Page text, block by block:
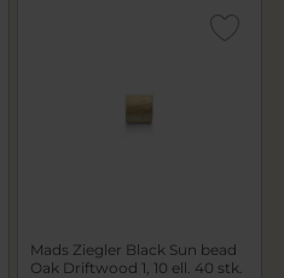
Mads Ziegler Black Sun bead
Oak Driftwood 1, 10 ell. 40 stk.